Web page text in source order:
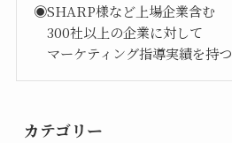
◉SHARP様など上場企業含む
300社以上の企業に対して
マーケティング指導実績を持つ
カテゴリー